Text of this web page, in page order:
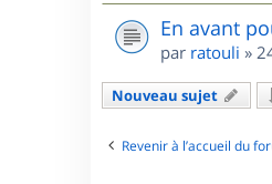
En avant
par ratouli »
Nouveau sujet
Revenir à l’accueil du